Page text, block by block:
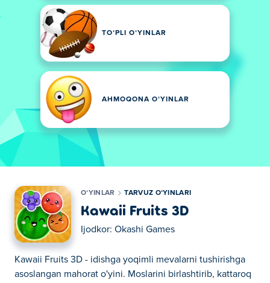
TOʻPLI OʻYINLAR
AHMOQONA OʻYINLAR
OʻYINLAR TARVUZ OʻYINLARI
Kawaii Fruits 3D
Ijodkor: Okashi Games
Kawaii Fruits 3D - idishga yoqimli mevalarni tushirishga
asoslangan mahorat o'yini. Moslarini birlashtirib, kattaroq